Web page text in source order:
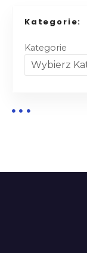
Kategorie:
Kategorie